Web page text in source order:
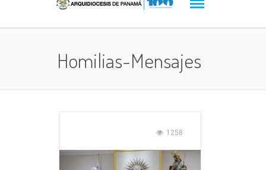
Homilias-Mensajes
1258